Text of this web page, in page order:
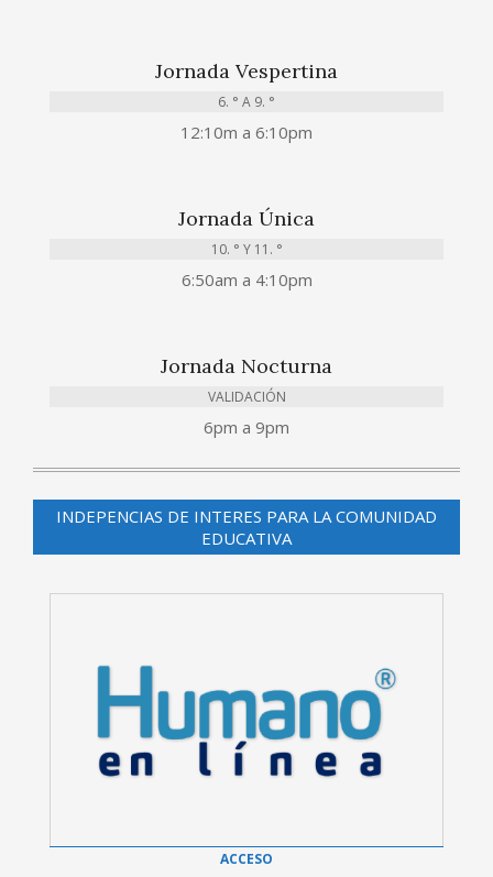
Jornada Vespertina
6. ° A 9. °
12:10m a 6:10pm
Jornada Única
10. ° Y 11. °
6:50am a 4:10pm
Jornada Nocturna
VALIDACIÓN
6pm a 9pm
INDEPENCIAS DE INTERES PARA LA COMUNIDAD
EDUCATIVA
ACCESO